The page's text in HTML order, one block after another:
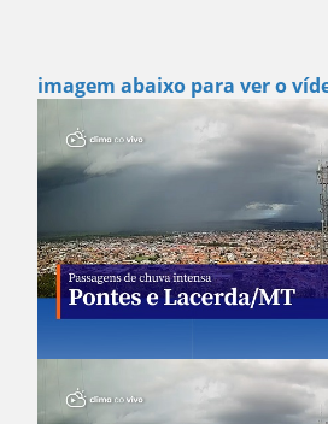
imagem abaixo para ver o